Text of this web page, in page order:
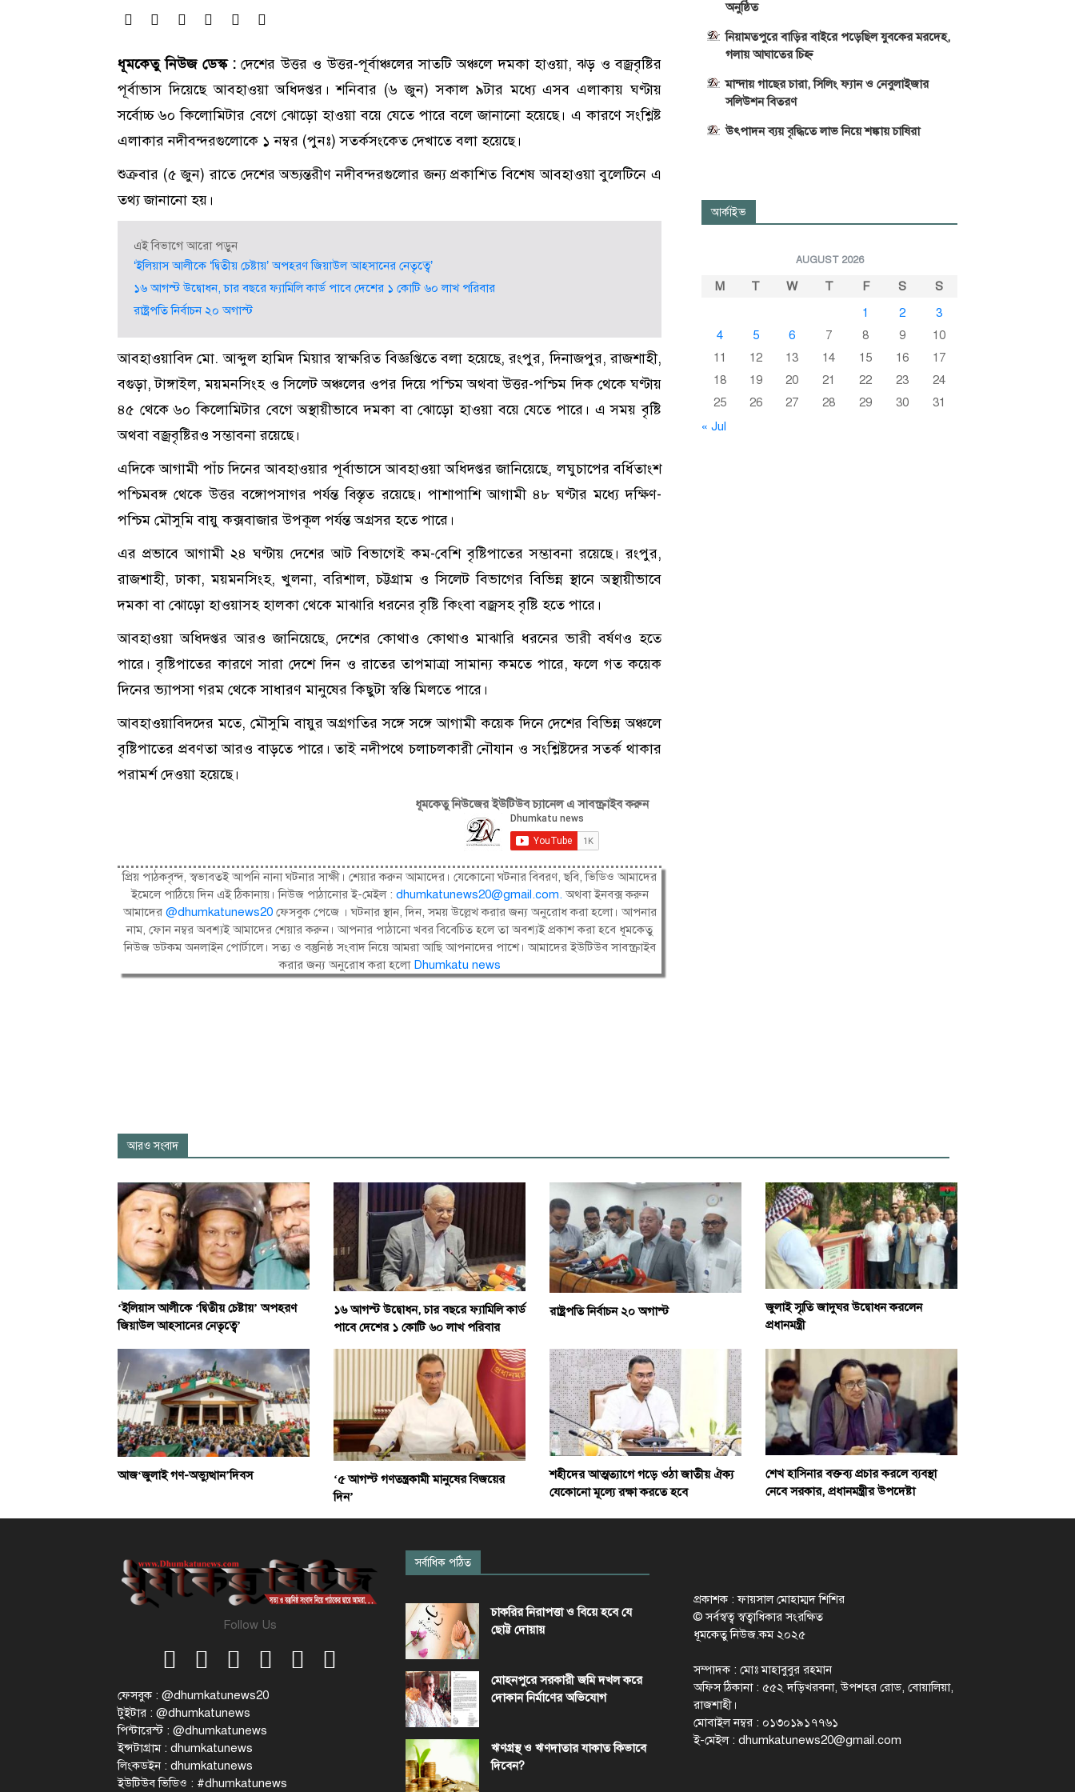
ধূমকেতু নিউজ ডেস্ক :দেশের উত্তর ও উত্তর-পূর্বাঞ্চলের সাতটি অঞ্চলে দমকা হাওয়া, ঝড় ও বজ্রবৃষ্টির
পূর্বাভাস দিয়েছে আবহাওয়া অধিদপ্তর। শনিবার (৬ জুন) সকাল ৯টার মধ্যে এসব এলাকায় ঘণ্টায়
সর্বোচ্চ ৬০ কিলোমিটার বেগে ঝোড়ো হাওয়া বয়ে যেতে পারে বলে জানানো হয়েছে। এ কারণে সংশ্লিষ্ট
এলাকার নদীবন্দরগুলোকে ১ নম্বর (পুনঃ) সতর্কসংকেত দেখাতে বলা হয়েছে।
শুক্রবার (৫ জুন) রাতে দেশের অভ্যন্তরীণ নদীবন্দরগুলোর জন্য প্রকাশিত বিশেষ আবহাওয়া বুলেটিনে এ
তথ্য জানানো হয়।
এই বিভাগে আরো পড়ুন
‘ইলিয়াস আলীকে ‘দ্বিতীয় চেষ্টায়’ অপহরণ জিয়াউল আহসানের নেতৃত্বে’
১৬ আগস্ট উদ্বোধন, চার বছরে ফ্যামিলি কার্ড পাবে দেশের ১ কোটি ৬০ লাখ পরিবার
রাষ্ট্রপতি নির্বাচন ২০ অগাস্ট
আবহাওয়াবিদ মো. আব্দুল হামিদ মিয়ার স্বাক্ষরিত বিজ্ঞপ্তিতে বলা হয়েছে, রংপুর, দিনাজপুর, রাজশাহী,
বগুড়া, টাঙ্গাইল, ময়মনসিংহ ও সিলেট অঞ্চলের ওপর দিয়ে পশ্চিম অথবা উত্তর-পশ্চিম দিক থেকে ঘণ্টায়
৪৫ থেকে ৬০ কিলোমিটার বেগে অস্থায়ীভাবে দমকা বা ঝোড়ো হাওয়া বয়ে যেতে পারে। এ সময় বৃষ্টি
অথবা বজ্রবৃষ্টিরও সম্ভাবনা রয়েছে।
এদিকে আগামী পাঁচ দিনের আবহাওয়ার পূর্বাভাসে আবহাওয়া অধিদপ্তর জানিয়েছে, লঘুচাপের বর্ধিতাংশ
পশ্চিমবঙ্গ থেকে উত্তর বঙ্গোপসাগর পর্যন্ত বিস্তৃত রয়েছে। পাশাপাশি আগামী ৪৮ ঘণ্টার মধ্যে দক্ষিণ-
পশ্চিম মৌসুমি বায়ু কক্সবাজার উপকূল পর্যন্ত অগ্রসর হতে পারে।
এর প্রভাবে আগামী ২৪ ঘণ্টায় দেশের আট বিভাগেই কম-বেশি বৃষ্টিপাতের সম্ভাবনা রয়েছে। রংপুর,
রাজশাহী, ঢাকা, ময়মনসিংহ, খুলনা, বরিশাল, চট্টগ্রাম ও সিলেট বিভাগের বিভিন্ন স্থানে অস্থায়ীভাবে
দমকা বা ঝোড়ো হাওয়াসহ হালকা থেকে মাঝারি ধরনের বৃষ্টি কিংবা বজ্রসহ বৃষ্টি হতে পারে।
আবহাওয়া অধিদপ্তর আরও জানিয়েছে, দেশের কোথাও কোথাও মাঝারি ধরনের ভারী বর্ষণও হতে
পারে। বৃষ্টিপাতের কারণে সারা দেশে দিন ও রাতের তাপমাত্রা সামান্য কমতে পারে, ফলে গত কয়েক
দিনের ভ্যাপসা গরম থেকে সাধারণ মানুষের কিছুটা স্বস্তি মিলতে পারে।
আবহাওয়াবিদদের মতে, মৌসুমি বায়ুর অগ্রগতির সঙ্গে সঙ্গে আগামী কয়েক দিনে দেশের বিভিন্ন অঞ্চলে
বৃষ্টিপাতের প্রবণতা আরও বাড়তে পারে। তাই নদীপথে চলাচলকারী নৌযান ও সংশ্লিষ্টদের সতর্ক থাকার
পরামর্শ দেওয়া হয়েছে।
ধূমকেতু নিউজের ইউটিউব চ্যানেল এ সাবস্ক্রাইব করুন
প্রিয় পাঠকবৃন্দ, স্বভাবতই আপনি নানা ঘটনার সাক্ষী। শেয়ার করুন আমাদের। যেকোনো ঘটনার বিবরণ, ছবি, ভিডিও আমাদের
ইমেলে পাঠিয়ে দিন এই ঠিকানায়। নিউজ পাঠানোর ই-মেইল : dhumkatunews20@gmail.com. অথবা ইনবক্স করুন
আমাদের@dhumkatunews20 ফেসবুক পেজে । ঘটনার স্থান, দিন, সময় উল্লেখ করার জন্য অনুরোধ করা হলো। আপনার
নাম, ফোন নম্বর অবশ্যই আমাদের শেয়ার করুন। আপনার পাঠানো খবর বিবেচিত হলে তা অবশ্যই প্রকাশ করা হবে ধূমকেতু
নিউজ ডটকম অনলাইন পোর্টালে। সত্য ও বস্তুনিষ্ঠ সংবাদ নিয়ে আমরা আছি আপনাদের পাশে। আমাদের ইউটিউব সাবস্ক্রাইব
করার জন্য অনুরোধ করা হলো Dhumkatu news
অনুষ্ঠিত
নিয়ামতপুরে বাড়ির বাইরে পড়েছিল যুবকের মরদেহ,
গলায় আঘাতের চিহ্ন
মান্দায় গাছের চারা, সিলিং ফ্যান ও নেবুলাইজার
সলিউশন বিতরণ
উৎপাদন ব্যয় বৃদ্ধিতে লাভ নিয়ে শঙ্কায় চাষিরা
আর্কাইভ
AUGUST 2026
M T W T F S
S
1
2
3
4
5 6 7 8 9
10
11
12 13 14 15 16
17
18
19 20 21 22 23
24
25
26 27 28 29 30
31
« Jul
আরও সংবাদ
‘ইলিয়াস আলীকে ‘দ্বিতীয় চেষ্টায়’ অপহরণ
জিয়াউল আহসানের নেতৃত্বে’
১৬ আগস্ট উদ্বোধন, চার বছরে ফ্যামিলি কার্ড
পাবে দেশের ১ কোটি ৬০ লাখ পরিবার
রাষ্ট্রপতি নির্বাচন ২০ অগাস্ট
জুলাই স্মৃতি জাদুঘর উদ্বোধন করলেন
প্রধানমন্ত্রী
আজ‘জুলাই গণ-অভ্যুত্থান’দিবস
‘৫ আগস্ট গণতন্ত্রকামী মানুষের বিজয়ের
দিন’
শহীদের আত্মত্যাগে গড়ে ওঠা জাতীয় ঐক্য
যেকোনো মূল্যে রক্ষা করতে হবে
শেখ হাসিনার বক্তব্য প্রচার করলে ব্যবস্থা
নেবে সরকার, প্রধানমন্ত্রীর উপদেষ্টা
Follow Us
ফেসবুক : @dhumkatunews20
টুইটার : @dhumkatunews
পিন্টারেস্ট : @dhumkatunews
ইন্সটাগ্রাম : dhumkatunews
লিংকডইন : dhumkatunews
ইউটিউব ভিডিও : #dhumkatunews
সর্বাধিক পঠিত
চাকরির নিরাপত্তা ও বিয়ে হবে যে
ছোট্ট দোয়ায়
মোহনপুরে সরকারী জমি দখল করে
দোকান নির্মাণের অভিযোগ
ঋণগ্রস্থ ও ঋণদাতার যাকাত কিভাবে
দিবেন?
প্রকাশক : ফায়সাল মোহাম্মদ শিশির
© সর্বস্বত্ব স্বত্বাধিকার সংরক্ষিত
ধূমকেতু নিউজ.কম ২০২৫
সম্পাদক : মোঃ মাহাবুবুর রহমান
অফিস ঠিকানা : ৫৫২ দড়িখরবনা, উপশহর রোড, বোয়ালিয়া,
রাজশাহী।
মোবাইল নম্বর : ০১৩০১৯১৭৭৬১
ই-মেইল : dhumkatunews20@gmail.com